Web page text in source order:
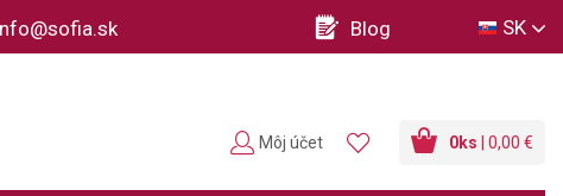
Blog SK
0ks | 0,00 €
Môj účet